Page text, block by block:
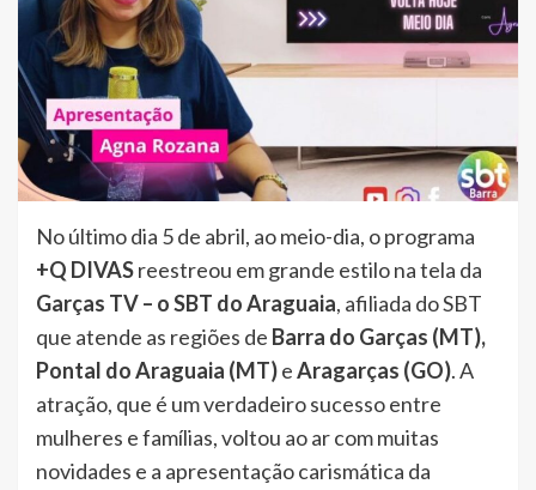
No último dia 5 de abril, ao meio-dia, o programa
+Q DIVASreestreou em grande estilo na tela da
Garças TV – o SBT do Araguaia, afiliada do SBT
que atende as regiões de Barra do Garças (MT),
Pontal do Araguaia (MT)eAragarças (GO). A
atração, que é um verdadeiro sucesso entre
mulheres e famílias, voltou ao ar com muitas
novidades e a apresentação carismática da